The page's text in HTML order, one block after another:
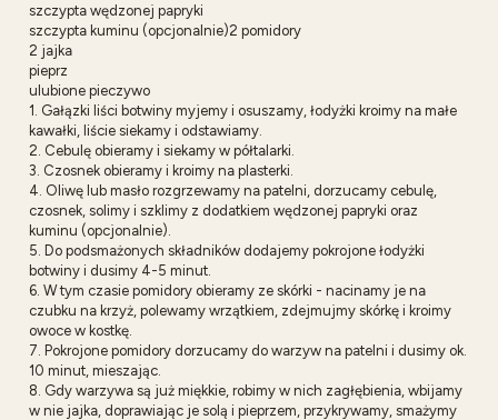
szczypta wędzonej papryki
szczypta kuminu (opcjonalnie)2 pomidory
2 jajka
pieprz
ulubione pieczywo
1. Gałązki liści botwiny myjemy i osuszamy, łodyżki kroimy na małe
kawałki, liście siekamy i odstawiamy.
2. Cebulę obieramy i siekamy w półtalarki.
3. Czosnek obieramy i kroimy na plasterki.
4. Oliwę lub masło rozgrzewamy na patelni, dorzucamy cebulę,
czosnek, solimy i szklimy z dodatkiem wędzonej papryki oraz
kuminu (opcjonalnie).
5. Do podsmażonych składników dodajemy pokrojone łodyżki
botwiny i dusimy 4-5 minut.
6. W tym czasie pomidory obieramy ze skórki - nacinamy je na
czubku na krzyż, polewamy wrzątkiem, zdejmujmy skórkę i kroimy
owoce w kostkę.
7. Pokrojone pomidory dorzucamy do warzyw na patelni i dusimy ok.
10 minut, mieszając.
8. Gdy warzywa są już miękkie, robimy w nich zagłębienia, wbijamy
w nie jajka, doprawiając je solą i pieprzem, przykrywamy, smażymy